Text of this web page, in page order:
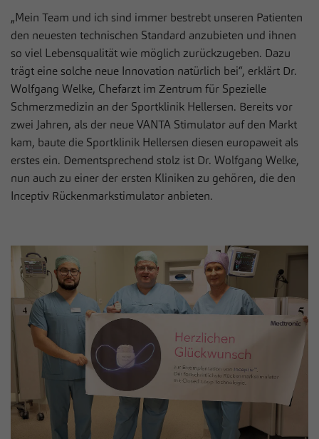
„Mein Team und ich sind immer bestrebt unseren Patienten
den neuesten technischen Standard anzubieten und ihnen
so viel Lebensqualität wie möglich zurückzugeben. Dazu
trägt eine solche neue Innovation natürlich bei“, erklärt Dr.
Wolfgang Welke, Chefarzt im Zentrum für Spezielle
Schmerzmedizin an der Sportklinik Hellersen. Bereits vor
zwei Jahren, als der neue VANTA Stimulator auf den Markt
kam, baute die Sportklinik Hellersen diesen europaweit als
erstes ein. Dementsprechend stolz ist Dr. Wolfgang Welke,
nun auch zu einer der ersten Kliniken zu gehören, die den
Inceptiv Rückenmarkstimulator anbieten.
Zweck
Dieses Cookie ist ein Standard-Session-
Cookie von TYPO3. Es speichert im Falle
eines Benutzer-Logins die Session-ID. So
kann der eingeloggte Benutzer
wiedererkannt werden und es wird ihm
Zugang zu geschützten Bereichen gewährt.
Zweck
Speichert die ID des Besuchers zur
Authentifizierung des Widgets
unsere Website nutzen.
Name _pk_*.*
Anbieter Sportklinik Hellersen
Laufzeit 13 Monate
Zweck
Cookie von Matomo für Website-Analysen.
Erzeugt statistische Daten darüber, wie der
Besucher die Website nutzt.
Cookie-Informationen anzeigen
Externe Inhalte
Wir verwenden auf unserer Website externe Inhalte, um Ihnen
zusätzliche Informationen anzubieten.